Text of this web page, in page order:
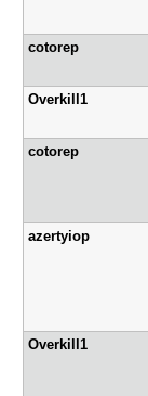
cotorep
Overkill1
cotorep
azertyiop
Overkill1